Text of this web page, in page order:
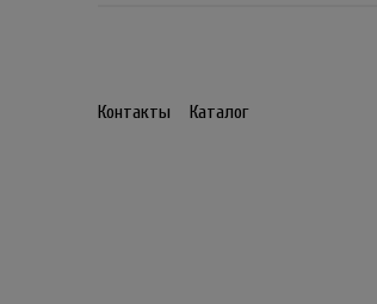
Контакты Каталог